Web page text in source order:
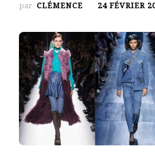
par CLÉMENCE 24 FÉVRIER